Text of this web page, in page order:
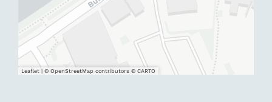
Leaflet | © OpenStreetMap contributors © CARTO